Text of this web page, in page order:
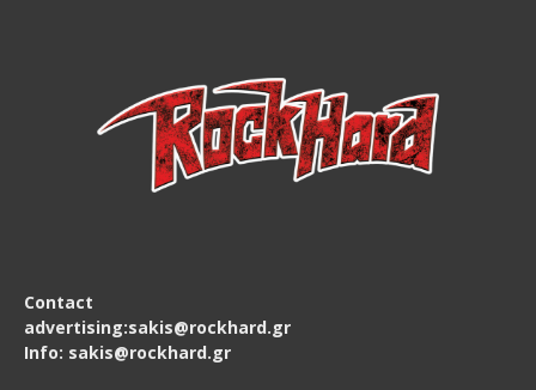
Contact
advertising:sakis@rockhard.gr
Info: sakis@rockhard.gr